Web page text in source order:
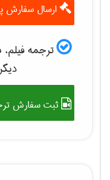
ارسال سفارش
ترجمه
ثبت سفارش